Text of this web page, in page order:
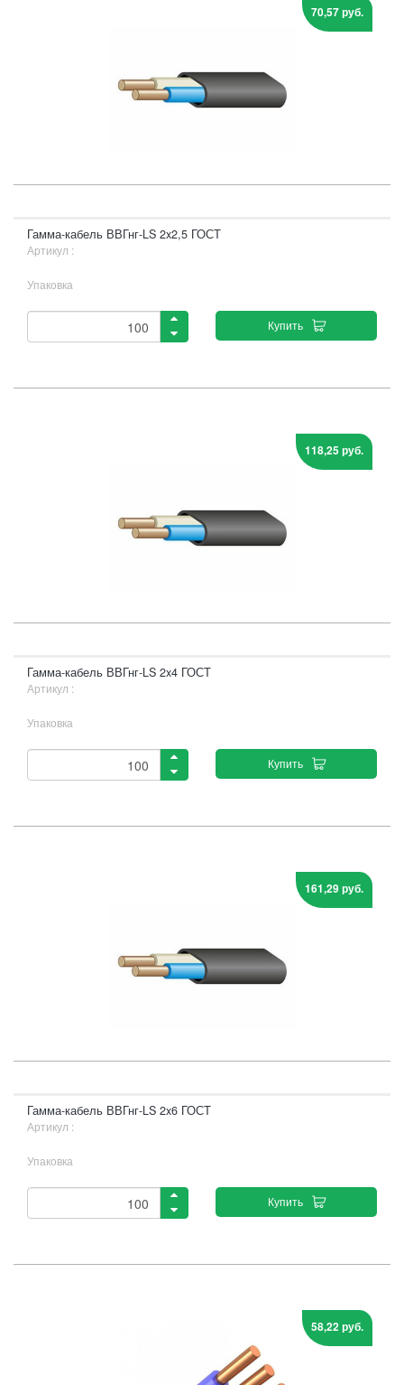
70,57 руб.
Гамма-кабель ВВГнг-LS 2x2,5 ГОСТ
Артикул :
Упаковка
Купить
118,25 руб.
Гамма-кабель ВВГнг-LS 2x4 ГОСТ
Артикул :
Упаковка
Купить
161,29 руб.
Гамма-кабель ВВГнг-LS 2x6 ГОСТ
Артикул :
Упаковка
Купить
58,22 руб.